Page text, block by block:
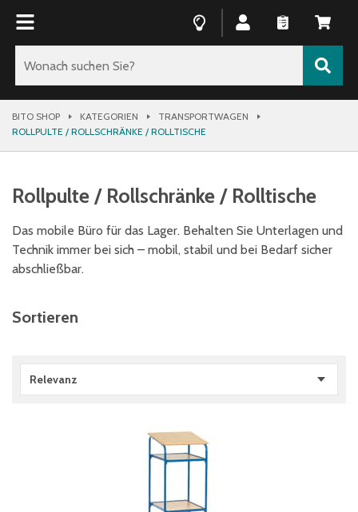
BITO SHOP KATEGORIEN
TRANSPORTWAGEN
ROLLPULTE / ROLLSCHRÄNKE / ROLLTISCHE
Rollpulte / Rollschränke / Rolltische
Das mobile Büro für das Lager. Behalten Sie Unterlagen und
Technik immer bei sich – mobil, stabil und bei Bedarf sicher
abschließbar.
Sortieren
Relevanz